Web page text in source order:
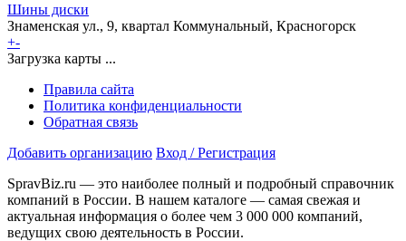
Шины диски
Знаменская ул., 9, квартал Коммунальный, Красногорск
+-
Загрузка карты ...
Правила сайта
Политика конфиденциальности
Обратная связь
Добавить организацию Вход / Регистрация
SpravBiz.ru — это наиболее полный и подробный справочник
компаний в России. В нашем каталоге — самая свежая и
актуальная информация о более чем 3 000 000 компаний,
ведущих свою деятельность в России.